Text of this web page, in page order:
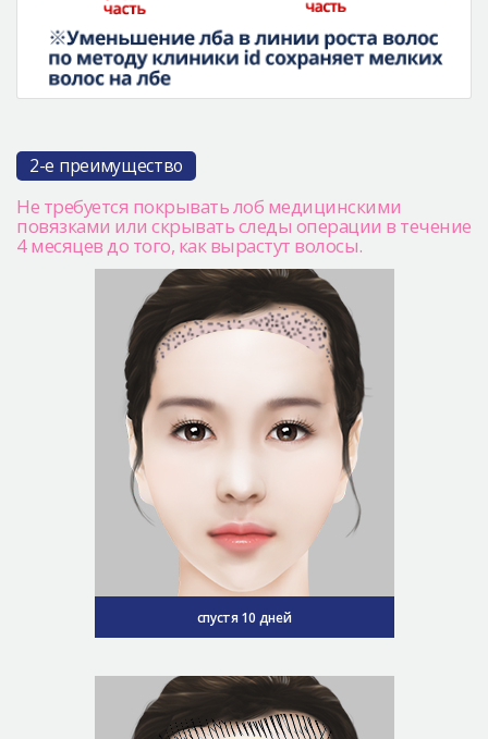
2-е преимущество
Не требуется покрывать лоб медицинскими
повязками или скрывать следы операции в течение
4 месяцев до того, как вырастут волосы.
спустя 10 дней